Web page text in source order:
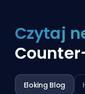
Czytaj
Eloking Blog